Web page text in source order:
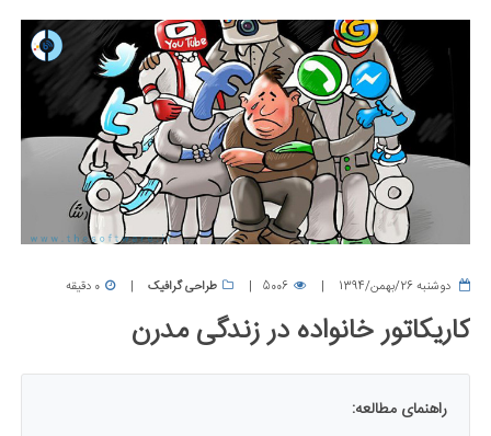
دوشنبه 26/بهمن/1394 5006 طراحی گرافیک 0 دقیقه
کاریکاتور خانواده در زندگی مدرن
راهنمای مطالعه: